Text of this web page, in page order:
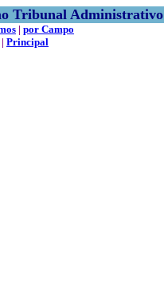
Tribunal Administrativo
| por Campo
| Principal